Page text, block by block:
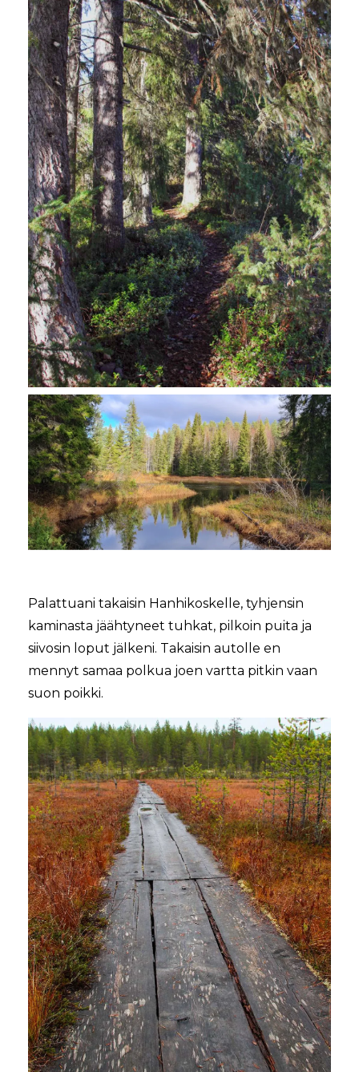
Palattuani takaisin Hanhikoskelle, tyhjensin
kaminasta jäähtyneet tuhkat, pilkoin puita ja
siivosin loput jälkeni. Takaisin autolle en
mennyt samaa polkua joen vartta pitkin vaan
suon poikki.